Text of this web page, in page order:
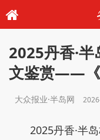
2025丹香·
文鉴赏——《
大众报业·半岛网
2025丹香·半